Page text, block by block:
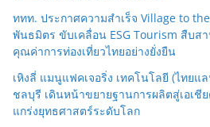
ททท. ประกาศความสำเร็จ Village to
พันธมิตร ขับเคลื่อน ESG Tourism สืบ
คุณค่าการท่องเที่ยวไทยอย่างยั่งยืน
เหิงลี่ แมนูแฟคเจอริ่ง เทคโนโลยี (ไทยแ
ชลบุรี เดินหน้าขยายฐานการผลิตสู่เอเชี
แกร่งยุทธศาสตร์ระดับโลก